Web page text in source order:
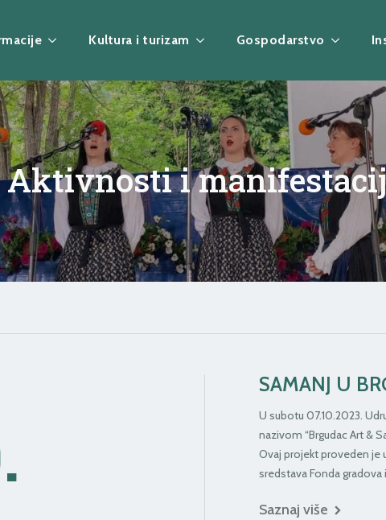
Kultura i turizam Gospodarstvo
Aktivnosti i
SAMANJ U
U subotu 07.10.2023.
nazivom “Brgudac Art &
Ovaj projekt proveden je
sredstava Fonda gradova
Saznaj više